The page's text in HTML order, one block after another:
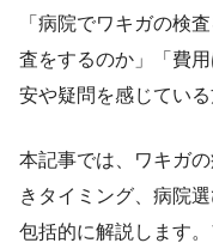
「病院でワキガの検
査をするのか」「費
安や疑問を感じてい
本記事では、ワキガ
きタイミング、病院
包括的に解説します